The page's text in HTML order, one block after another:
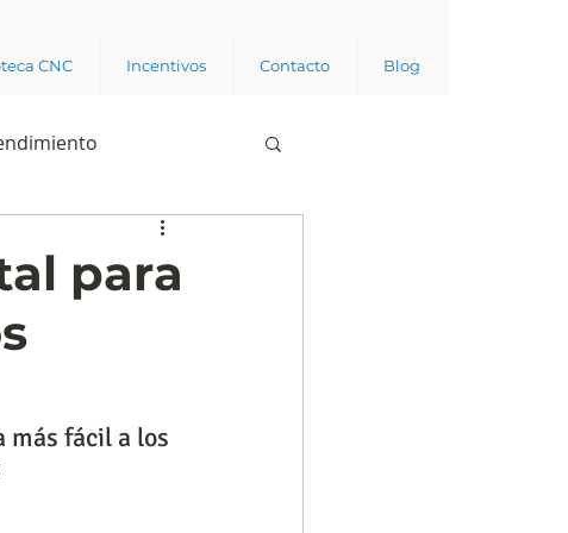
CNC Incentivos Contacto Blog
Business analytics
de opinión pública
del trabajador
para
más fácil a los